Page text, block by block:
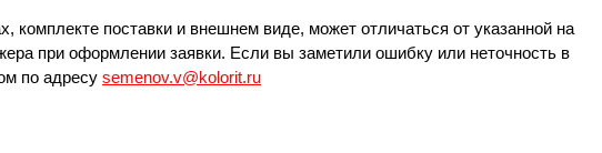
комплекте поставки и внешнем виде, может отличаться от указанной на
при оформлении заявки. Если вы заметили ошибку или неточность в
по адресу semenov.v@kolorit.ru